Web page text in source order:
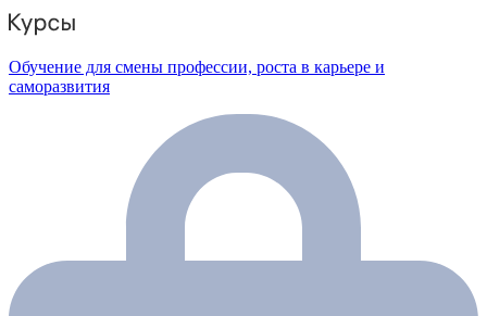
Обучение для смены профессии, роста в карьере и
саморазвития